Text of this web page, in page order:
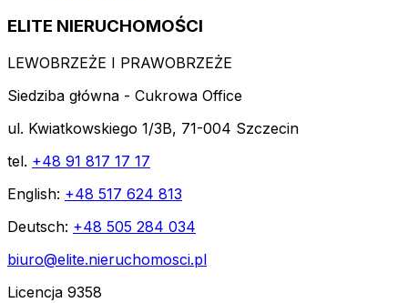
ELITE NIERUCHOMOŚCI
LEWOBRZEŻE I PRAWOBRZEŻE
Siedziba główna - Cukrowa Office
ul. Kwiatkowskiego 1/3B, 71-004 Szczecin
tel. +48 91 817 17 17
English: +48 517 624 813
Deutsch: +48 505 284 034
biuro@elite.nieruchomosci.pl
Licencja 9358